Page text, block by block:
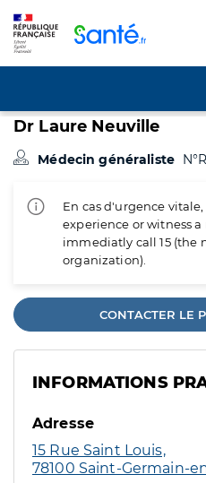
Dr Laure Neuville
Médecin généraliste
En cas d'urgence vitale,
experience or witness
immediatly call 15 (the
organization).
CONTACTER LE
INFORMATIONS
Adresse
15 Rue Saint Louis,
78100 Saint-Germain-